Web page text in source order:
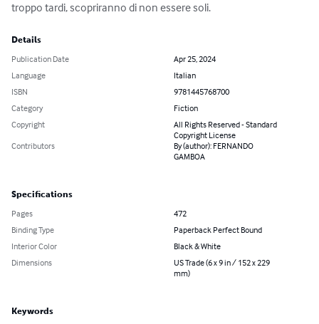
troppo tardi, scopriranno di non essere soli.
Details
Publication Date
Apr 25, 2024
Language
Italian
ISBN
9781445768700
Category
Fiction
Copyright
All Rights Reserved - Standard
Copyright License
Contributors
By (author): FERNANDO
GAMBOA
Specifications
Pages
472
Binding Type
Paperback Perfect Bound
Interior Color
Black & White
Dimensions
US Trade (6 x 9 in / 152 x 229
mm)
Keywords